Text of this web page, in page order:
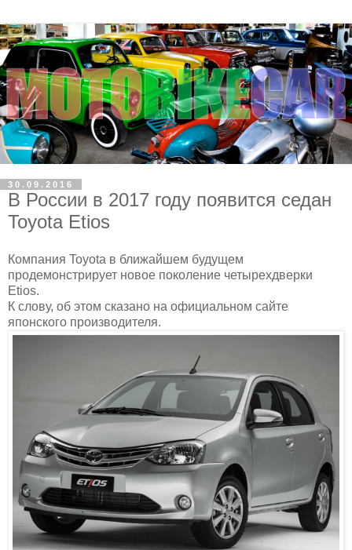
30.09.2016
В России в 2017 году появится седан
Toyota Etios
Компания Toyota в ближайшем будущем
продемонстрирует новое поколение четырехдверки
Etios.
К слову, об этом сказано на официальном сайте
японского производителя.